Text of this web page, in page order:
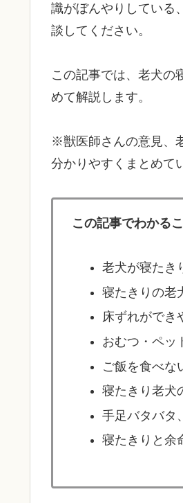
識がぼんやりしている
談してください。
この記事では、老犬の
めて解説します。
※獣医師さんの意見、
分かりやすくまとめて
この記事でわかる
老犬が寝たき
寝たきりの老
床ずれができ
おむつ・ペッ
ご飯を食べな
寝たきり老犬
手足バタバタ
寝たきりと余